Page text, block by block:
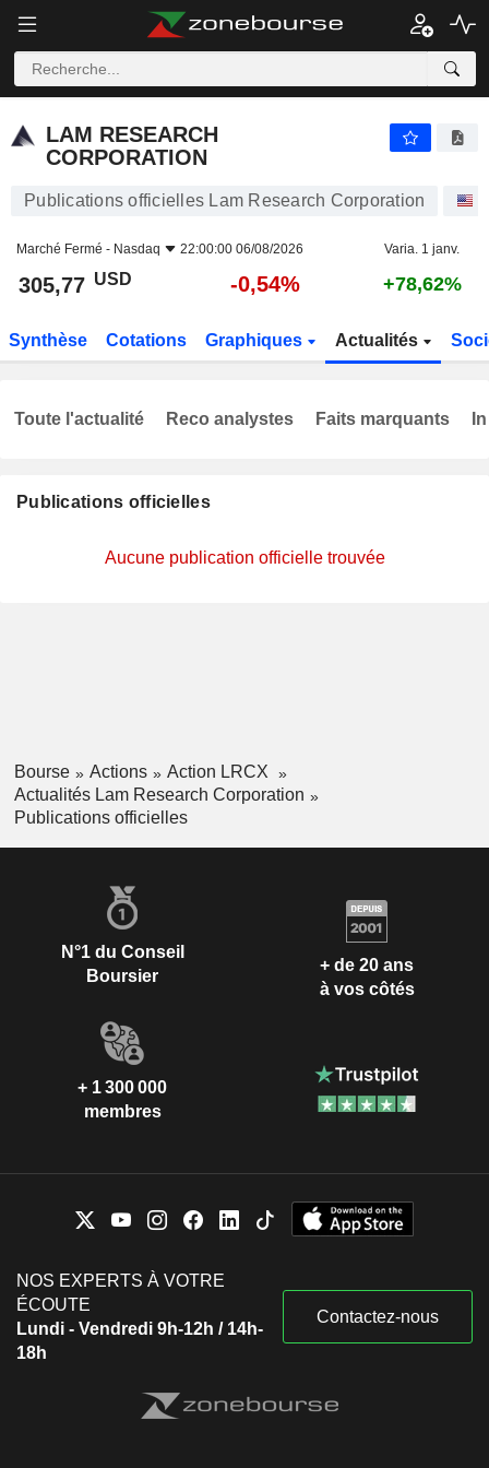
LAM RESEARCH
CORPORATION
Publications officielles Lam Research Corporation
Marché Fermé - Nasdaq 22:00:00 06/08/2026 Varia. 1 janv.
305,77 USD -0,54% +78,62%
Synthèse Cotations Graphiques Actualités
Publications officielles
Aucune publication officielle trouvée
Toute l'actualité Reco analystes Faits marquants
Bourse Actions
Action LRCX
Actualités Lam Research Corporation
Publications officielles
N°1 du Conseil
Boursier
+ de 20 ans
à vos côtés
+ 1 300 000
membres
NOS EXPERTS À VOTRE
ÉCOUTE
Lundi - Vendredi 9h-12h / 14h-
18h
Contactez-nous